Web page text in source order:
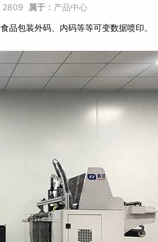
2809 属于： 产品中心
品包装外码、内码等等可变数据喷印。